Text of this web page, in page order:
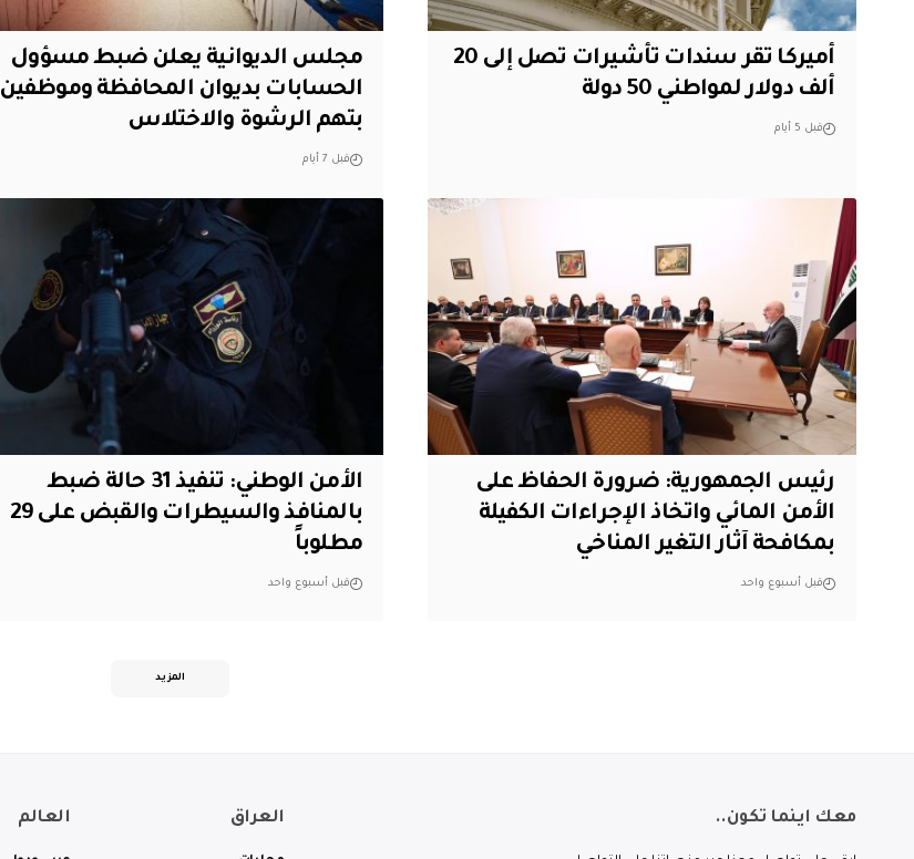
أميركا تقر سندات تأشيرات تصل إلى 20
ألف دولار لمواطني 50 دولة
قبل 5 أيام
مجلس الديوانية يعلن ضبط مسؤول
الحسابات بديوان المحافظة وموظفين
بتهم الرشوة والاختلاس
قبل 7 أيام
رئيس الجمهورية: ضرورة الحفاظ على
الأمن المائي واتخاذ الإجراءات الكفيلة
بمكافحة آثار التغير المناخي
قبل أسبوع واحد
الأمن الوطني: تنفيذ 31 حالة ضبط
بالمنافذ والسيطرات والقبض على 29
مطلوباً
قبل أسبوع واحد
المزيد
معك اينما تكون.. العراق العالم